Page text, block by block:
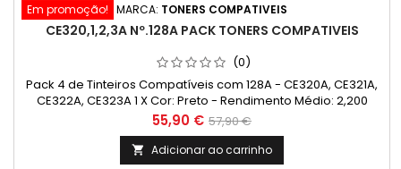
Em promoção! MARCA: TONERS COMPATIVEIS
CE320,1,2,3A Nº.128A PACK TONERS COMPATIVEIS
(0)
Pack 4 de Tinteiros Compatíveis com 128A - CE320A, CE321A,
CE322A, CE323A 1 X Cor: Preto - Rendimento Médio: 2,200
Páginas* 1 X Cor: Ciano - Rendimento Médio: 1,400 Páginas* 1
X Cor: Magenta - Rendimento Médio: 1,400 Páginas* 1 X Cor:
Amarelo - Rendimento Médio: 1,400 Páginas*
Preço
55,90 € Preço
normal
57,90 €
 Adicionar ao carrinho